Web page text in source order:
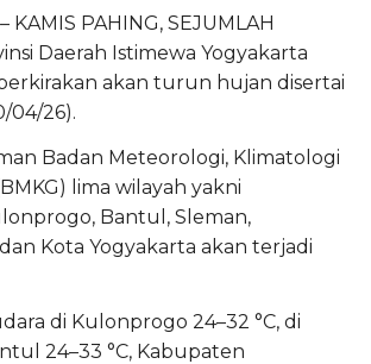
KAMIS PAHING, SEJUMLAH
Daerah Istimewa Yogyakarta
akan turun hujan disertai
04/26).
Badan Meteorologi, Klimatologi
lima wilayah yakni
Bantul, Sleman,
Kota Yogyakarta akan terjadi
di Kulonprogo 24–32 °C, di
24–33 °C, Kabupaten